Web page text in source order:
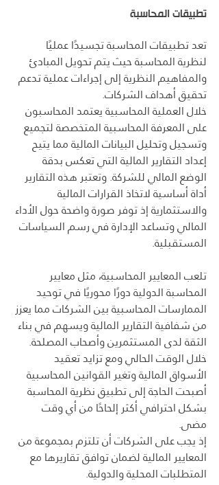
تطبيقات المحاسبة
تعد تطبيقات المحاسبة تجسيدًا عمليًا
لنظرية المحاسبة حيث يتم تحويل المبادئ
والمفاهيم النظرية إلى إجراءات عملية تدعم
تحقيق أهداف الشركات.
خلال العملية المحاسبية يعتمد المحاسبون
على المعرفة المحاسبية المتخصصة لتجميع
وتسجيل وتحليل البيانات المالية مما يتيح
إعداد التقارير المالية التي تعكس بدقة
الوضع المالي للشركة. وتعتبر هذه التقارير
أداة أساسية لاتخاذ القرارات المالية
والاستثمارية إذ توفر صورة واضحة حول الأداء
المالي وتساعد الإدارة في رسم السياسات
المستقبلية.
تلعب المعايير المحاسبية، مثل معايير
المحاسبة الدولية دورًا محوريًا في توحيد
الممارسات المحاسبية بين الشركات مما يعزز
من شفافية التقارير المالية ويسهم في بناء
الثقة لدى المستثمرين وأصحاب المصلحة.
خلال الوقت الحالي ومع تزايد تعقيد
الأسواق المالية وتغير القوانين المحاسبية
أصبحت الحاجة إلى تطبيق نظرية المحاسبة
بشكل احترافي أكثر إلحاحًا من أي وقت
مضى.
إذ يجب على الشركات أن تلتزم بمجموعة من
المعايير المالية لضمان توافق تقاريرها مع
المتطلبات المحلية والدولية.